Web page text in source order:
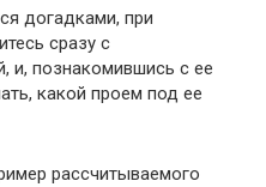
догадками, при
сразу с
и, познакомившись с ее
какой проем под ее
рассчитываемого